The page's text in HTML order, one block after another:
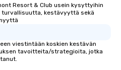
Resort & Club usein kysyttyihin
kestävyyttä sekä
viestintään koskien kestävän
tavoitteita/strategioita, jotka